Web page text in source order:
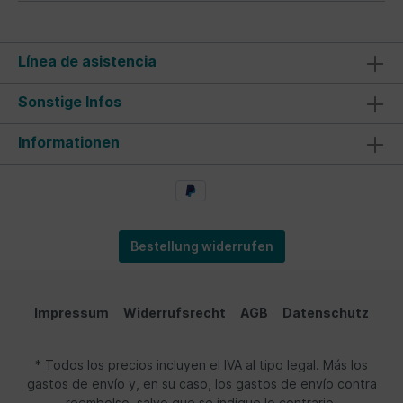
Línea de asistencia
Sonstige Infos
Informationen
Bestellung widerrufen
Impressum Widerrufsrecht AGB Datenschutz
* Todos los precios incluyen el IVA al tipo legal. Más los
gastos de envío y, en su caso, los gastos de envío contra